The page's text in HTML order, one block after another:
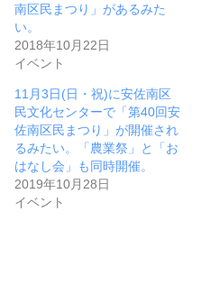
南区民まつり」があるみた
い。
2018年10月22日
イベント
11月3日(日・祝)に安佐南区
民文化センターで「第40回安
佐南区民まつり」が開催され
るみたい。「農業祭」と「お
はなし会」も同時開催。
2019年10月28日
イベント